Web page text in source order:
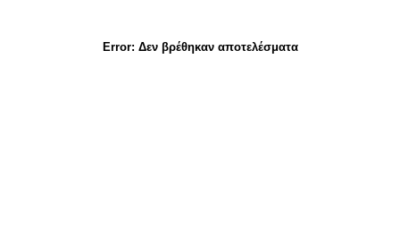
Error: Δεν βρέθηκαν αποτελέσματα